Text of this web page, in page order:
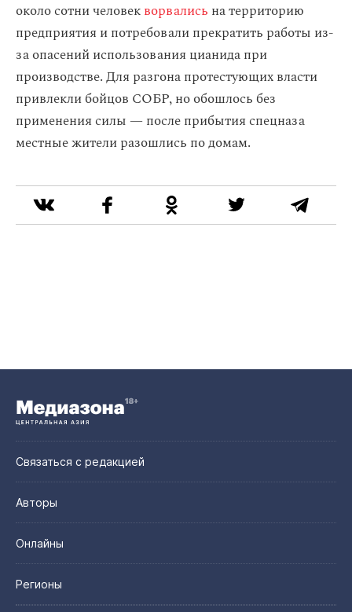
около сотни человекворвались на территорию
предприятия и потребовали прекратить работы из-
за опасений использования цианида при
производстве. Для разгона протестующих власти
привлекли бойцов СОБР, но обошлось без
применения силы — после прибытия спецназа
местные жители разошлись по домам.
Связаться с редакцией
Авторы
Онлайны
Регионы